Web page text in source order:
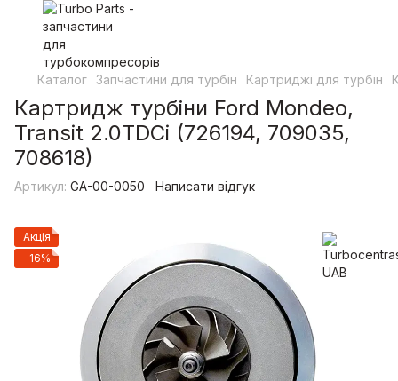
Каталог Запчастини для турбін Картриджі для турбін
Картридж турбіни Ford Mondeo,
Transit 2.0TDCi (726194, 709035,
708618)
Артикул: GA-00-0050 Написати відгук
Акція
−16%